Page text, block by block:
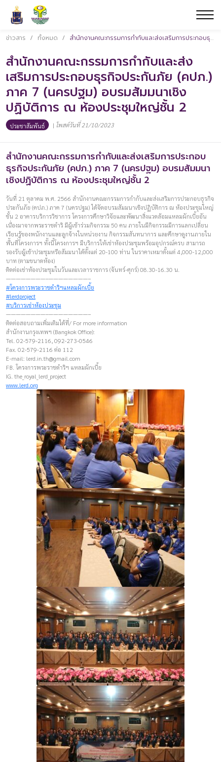
ข่าวสาร / ทั้งหมด / สำนักงานคณะกรรมการกำกับและส่งเสริมการประกอบธุรกิจประกันภัย (คปภ.) ภาค 7 (นครปฐม) อบรมสัมมนาเชิงปฏิบัติการ ณ ห้องประชุมใหญ่ชั้น 2
สำนักงานคณะกรรมการกำกับและส่ง
เสริมการประกอบธุรกิจประกันภัย (คปภ.)
ภาค 7 (นครปฐม) อบรมสัมมนาเชิง
ปฏิบัติการ ณ ห้องประชุมใหญ่ชั้น 2
ประชาสัมพันธ์ | โพสต์วันที่ 21/10/2023
สำนักงานคณะกรรมการกำกับและส่งเสริมการประกอบ
ธุรกิจประกันภัย (คปภ.) ภาค 7 (นครปฐม) อบรมสัมมนา
เชิงปฏิบัติการ ณ ห้องประชุมใหญ่ชั้น 2
วันที่ 21 ตุลาคม พ.ศ. 2566 สำนักงานคณะกรรมการกำกับและส่งเสริมการประกอบธุรกิจ
ประกันภัย (คปภ.) ภาค 7 (นครปฐม) ได้จัดอบรมสัมมนาเชิงปฏิบัติการ ณ ห้องประชุมใหญ่
ชั้น 2 อาคารบริการวิชาการ โครงการศึกษาวิจัยและพัฒนาสิ่งแวดล้อมแหลมผักเบี้ยอัน
เนื่องมาจากพระราชดำริ มีผู้เข้าร่วมกิจกรรม 50 คน ภายในมีกิจกรรมมีการแลกเปลี่ยน
เรียนรู้ของพนักงานและลูกจ้างในหน่วยงาน กิจกรรมสันทนาการ และศึกษาดูงานภายใน
พื้นที่โครงการฯ ทั้งนี้โครงการฯ มีบริการให้เช่าห้องประชุมพร้อมอุปกรณ์ครบ สามารถ
รองรับผู้เข้าประชุมหรือสัมมนาได้ตั้งแต่ 20-100 ท่าน ในราคาเหมาตั้งแต่ 4,000-12,000
บาท (ตามขนาดห้อง)
ติดต่อเช่าห้องประชุมในวันและเวลาราชการ (จันทร์-ศุกร์) 08.30-16.30 น.
————————–————————–
#โครงการพระราชดำริฯแหลมผักเบี้ย
#lerdproject
#บริการเช่าห้องประชุม
————————–————————–
ติดต่อสอบถามเพิ่มเติมได้ที่/ For more information
สำนักงานกรุงเทพฯ (Bangkok Office):
Tel. 02-579-2116, 092-273-0546
Fax. 02-579-2116 ต่อ 112
E-mail: lerd.in.th@gmail.com
FB. โครงการพระราชดำริฯ แหลมผักเบี้ย
IG. the_royal_lerd_project
www.lerd.org